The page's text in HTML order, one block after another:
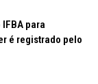
para
é registrado pelo